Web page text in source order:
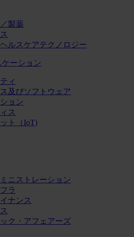
製薬
ルスケアテクノロジー
ーション
ィ
及びソフトウェア
ョン
ス
ト（IoT)
ニストレーション
ラ
ナンス
ク・アフェアーズ